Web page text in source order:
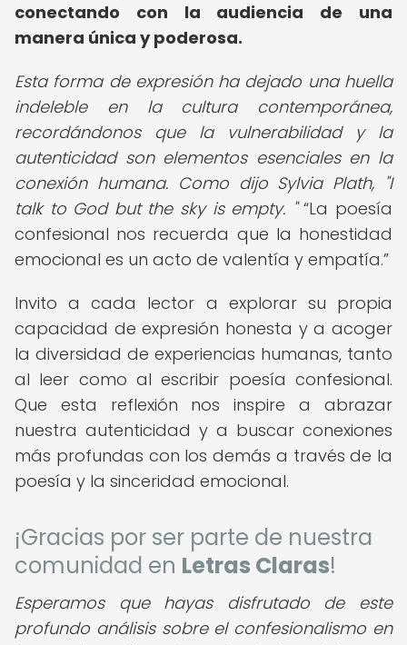
conectando con la audiencia de una
manera única y poderosa.
Esta forma de expresión ha dejado una huella
indeleble en la cultura contemporánea,
recordándonos que la vulnerabilidad y la
autenticidad son elementos esenciales en la
conexión humana. Como dijo Sylvia Plath, "I
talk to God but the sky is empty. " La poesía
confesional nos recuerda que la honestidad
emocional es un acto de valentía y empatía.
Invito a cada lector a explorar su propia
capacidad de expresión honesta y a acoger
la diversidad de experiencias humanas, tanto
al leer como al escribir poesía confesional.
Que esta reflexión nos inspire a abrazar
nuestra autenticidad y a buscar conexiones
más profundas con los demás a través de la
poesía y la sinceridad emocional.
¡Gracias por ser parte de nuestra
comunidad en Letras Claras!
Esperamos que hayas disfrutado de este
profundo análisis sobre el confesionalismo en